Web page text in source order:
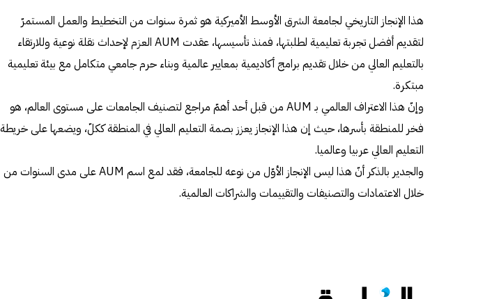
هذا الإنجاز التاريخي لجامعة الشرق الأوسط الأميركية هو ثمرة سنوات من التخطيط والعمل المستمرّ
لتقديم أفضل تجربة تعليمية لطلبتها، فمنذ تأسيسها، عقدت AUM العزم لإحداث نقلة نوعية وللارتقاء
بالتعليم العالي من خلال تقديم برامج أكاديمية بمعايير عالمية وبناء حرم جامعي متكامل مع بيئة تعليمية
مبتكرة.
وإنّ هذا الاعتراف العالمي بـ AUM من قبل أحد أهمّ مراجع لتصنيف الجامعات على مستوى العالم، هو
فخر للمنطقة بأسرها، حيث إن هذا الإنجاز يعزز بصمة التعليم العالي في المنطقة ككلّ، ويضعها على خريطة
التعليم العالي عربيا وعالميا.
والجدير بالذكر أنّ هذا ليس الإنجاز الأوّل من نوعه للجامعة، فقد لمع اسم AUM على مدى السنوات من
خلال الاعتمادات والتصنيفات والتقييمات والشراكات العالمية.